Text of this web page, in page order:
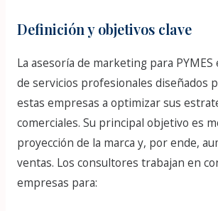
Definición y objetivos clave
La asesoría de marketing para
de servicios profesionales diseñados
estas empresas a optimizar sus
comerciales. Su principal objetivo es
proyección de la marca y, por ende,
ventas. Los consultores trabajan en
empresas para: